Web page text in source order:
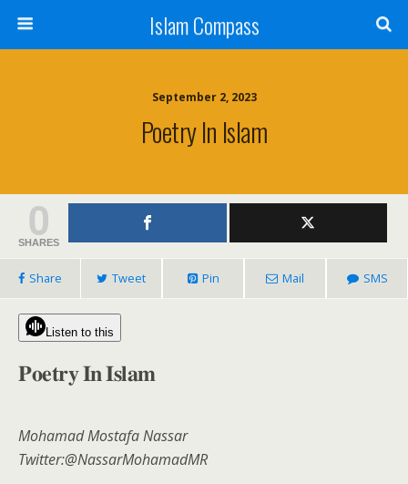
Islam Compass
September 2, 2023
Poetry In Islam
0
SHARES
Share Tweet Pin Mail SMS
Listen to this
𝐏𝐨𝐞𝐭𝐫𝐲 𝐈𝐧 𝐈𝐬𝐥𝐚𝐦
Mohamad Mostafa Nassar
Twitter:@NassarMohamadMR